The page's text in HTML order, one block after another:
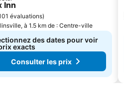
Inn
évaluations)
à 1.5 km de : Centre-ville
des dates pour voir
exacts
Consulter les prix